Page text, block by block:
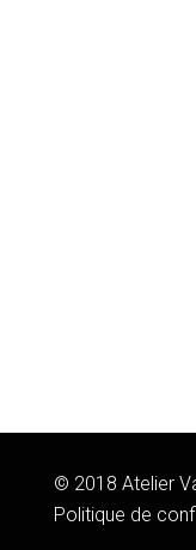
© 2018 Atelier
Politique de